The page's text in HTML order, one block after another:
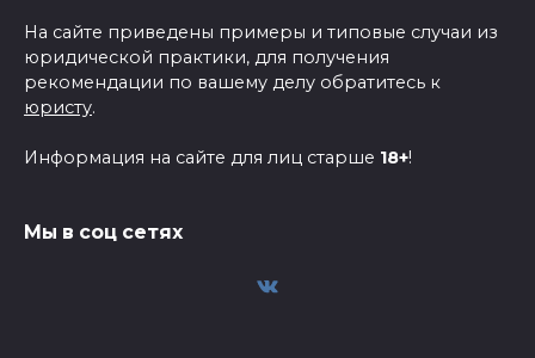
На сайте приведены примеры и типовые случаи из
юридической практики, для получения
рекомендации по вашему делу обратитесь к
юристу.
Информация на сайте для лиц старше 18+!
Мы в соц сетях